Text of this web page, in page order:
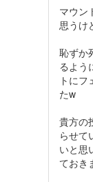
マウン
思うけ
恥ずか
るよう
トに
たw
貴方の
らせて
いと思
ておき